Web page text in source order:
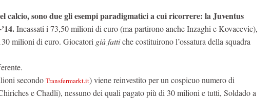
calcio, sono due gli esempi paradigmatici a cui ricorrere: la Juventus
Incassati i 73,50 milioni di euro (ma partirono anche Inzaghi e Kovacevic),
milioni di euro. Giocatori già fattiche costituirono l’ossatura della squadra
secondo Transfermarkt.it) viene reinvestito per un cospicuo numero di
e Chadli), nessuno dei quali pagato più di 30 milioni e tutti, Soldado a